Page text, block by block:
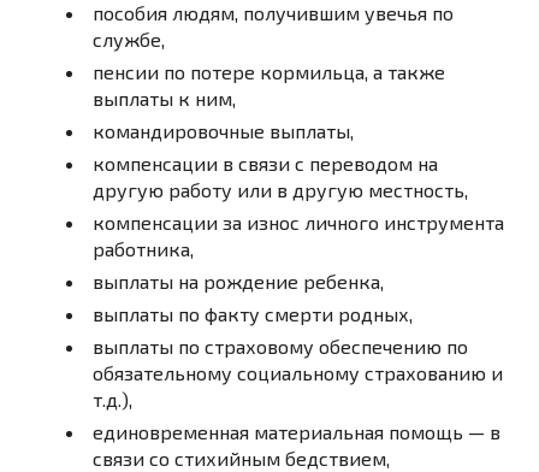
пособия людям, получившим увечья по
службе,
пенсии по потере кормильца, а также
выплаты к ним,
командировочные выплаты,
компенсации в связи с переводом на
другую работу или в другую местность,
компенсации за износ личного инструмента
работника,
выплаты на рождение ребенка,
выплаты по факту смерти родных,
выплаты по страховому обеспечению по
обязательному социальному страхованию и
т.д.),
единовременная материальная помощь — в
связи со стихийным бедствием,